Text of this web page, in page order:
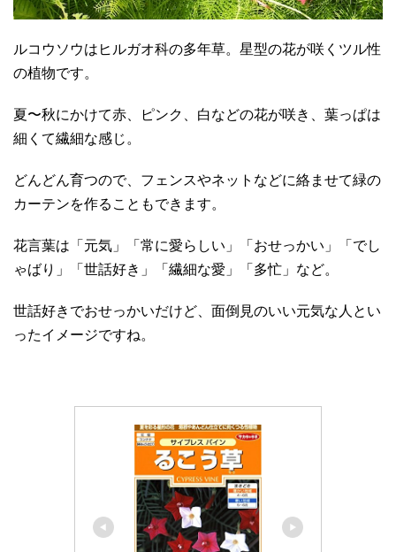
ルコウソウはヒルガオ科の多年草。星型の花が咲くツル性
の植物です。
夏〜秋にかけて赤、ピンク、白などの花が咲き、葉っぱは
細くて繊細な感じ。
どんどん育つので、フェンスやネットなどに絡ませて緑の
カーテンを作ることもできます。
花言葉は「元気」「常に愛らしい」「おせっかい」「でし
ゃばり」「世話好き」「繊細な愛」「多忙」など。
世話好きでおせっかいだけど、面倒見のいい元気な人とい
ったイメージですね。